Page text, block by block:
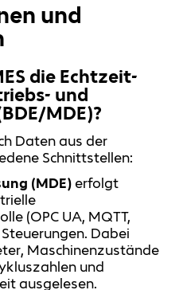
und
die Echtzeit-
und
MDE)?
Daten aus der
Schnittstellen:
(MDE)erfolgt
(OPC UA, MQTT,
Dabei
Maschinenzustände
und
ausgelesen.